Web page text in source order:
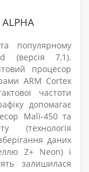
популярному
(версія 7,1).
процесор
ARM Cortex
частоти
допомагає
Mali-450 та
(технологія
даних
Z+ Neon) і
залишилася